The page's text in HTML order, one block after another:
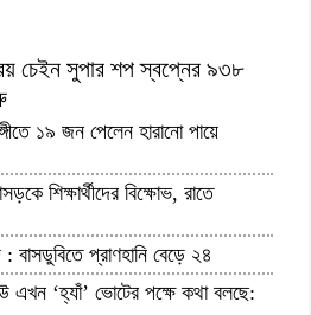
চেইন সুপার শপ স্বপ্নের ৯৩৮
১৯ জন পেলেন হারানো পায়ে
শিক্ষার্থীদের বিক্ষোভ, রাতে
বাসডুবিতে প্রাণহানি বেড়ে ২৪
এখন ‘হ্যাঁ’ ভোটের পক্ষে কথা বলছে: